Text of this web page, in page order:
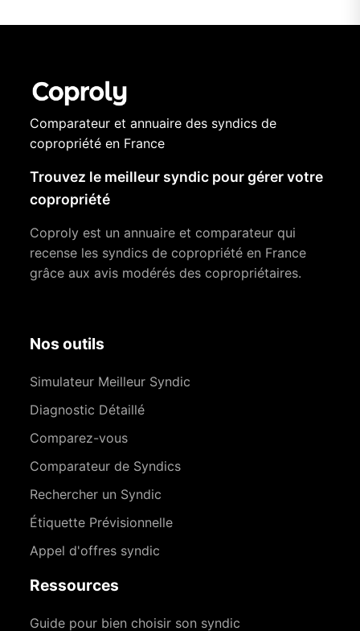
Comparateur et annuaire des syndics de
copropriété en France
Trouvez le meilleur syndic pour gérer votre
copropriété
Coproly est un annuaire et comparateur qui
recense les syndics de copropriété en France
grâce aux avis modérés des copropriétaires.
Nos outils
Simulateur Meilleur Syndic
Diagnostic Détaillé
Comparez-vous
Comparateur de Syndics
Rechercher un Syndic
Étiquette Prévisionnelle
Appel d'offres syndic
Ressources
Guide pour bien choisir son syndic